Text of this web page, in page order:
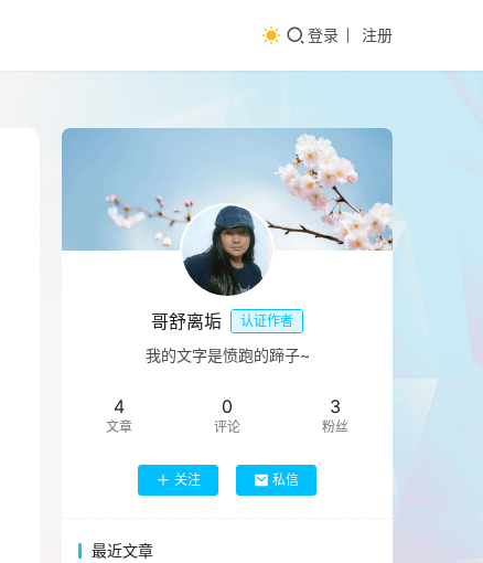
登录 注册
哥舒离垢 认证作者
我的文字是愤跑的蹄子~
4
文章
0
评论
3
粉丝
关注 私信
最近文章